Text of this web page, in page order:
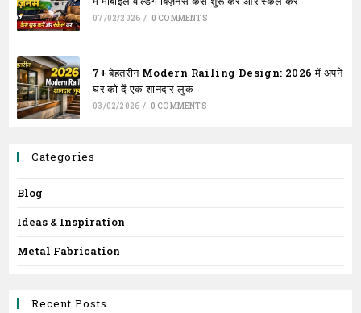
07/02/2026 / 0 COMMENTS
7+ बेहतरीन Modern Railing Design: 2026 में अपने
घर को दें एक शानदार लुक
03/02/2026 / 0 COMMENTS
Categories
Blog
Ideas & Inspiration
Metal Fabrication
Recent Posts